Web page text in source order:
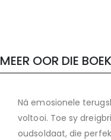
MEER OOR DIE BOEK
Ná emosionele
voltooi. Toe sy
oudsoldaat, die